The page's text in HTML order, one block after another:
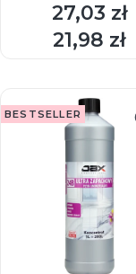
Cena
27,03 zł
Cena
21,98 zł
DO KOSZYKA
BESTSELLER